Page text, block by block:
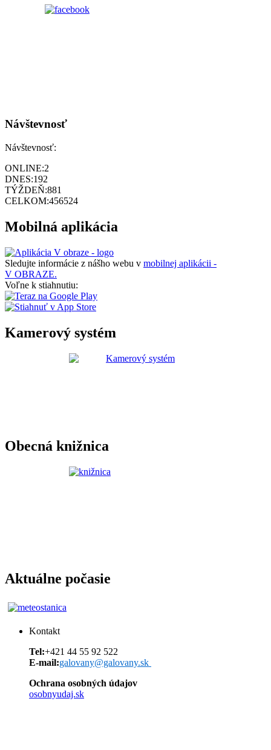
Návštevnosť
Návštevnosť:
ONLINE:2
DNES:192
TÝŽDEŇ:881
CELKOM:456524
Mobilná aplikácia
Sledujte informácie z nášho webu v mobilnej aplikácii -
V OBRAZE.
Voľne k stiahnutiu:
Kamerový systém
Obecná knižnica
Aktuálne počasie
Kontakt
Tel:+421 44 55 92 522
E-mail:galovany@galovany.sk
Ochrana osobných údajov
osobnyudaj.sk